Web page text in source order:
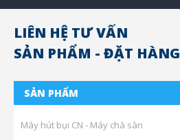
LIÊN HỆ TƯ VẤN
SẢN PHẨM - ĐẶT HÀNG
SẢN PHẨM
Máy hút bụi CN - Máy chà sàn